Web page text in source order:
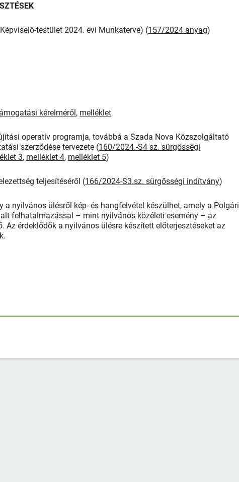
testület 2024. évi Munkaterve) (157/2024 anyag)
kérelméről, melléklet
operatív programja, továbbá a Szada Nova Közszolgáltató
szerződése tervezete (160/2024.-S4 sz. sürgősségi
3, melléklet 4, melléklet 5)
teljesítéséről (166/2024-S3.sz. sürgősségi indítvány)
nyilvános ülésről kép- és hangfelvétel készülhet, amely a Polgári
felhatalmazással – mint nyilvános közéleti esemény – az
érdeklődők a nyilvános ülésre készített előterjesztéseket az